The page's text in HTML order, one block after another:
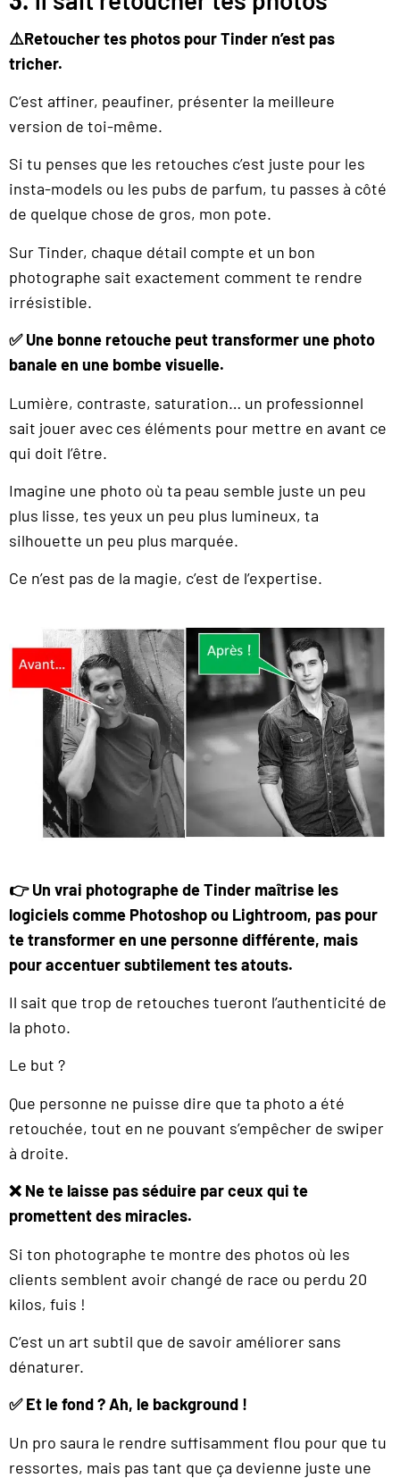
⚠️Retoucher tes photos pour Tinder n’est pas
tricher.
C’est affiner, peaufiner, présenter la meilleure
version de toi-même.
Si tu penses que les retouches c’est juste pour les
insta-models ou les pubs de parfum, tu passes à côté
de quelque chose de gros, mon pote.
Sur Tinder, chaque détail compte et un bon
photographe sait exactement comment te rendre
irrésistible.
✅ Une bonne retouche peut transformer une photo
banale en une bombe visuelle.
Lumière, contraste, saturation… un professionnel
sait jouer avec ces éléments pour mettre en avant ce
qui doit l’être.
Imagine une photo où ta peau semble juste un peu
plus lisse, tes yeux un peu plus lumineux, ta
silhouette un peu plus marquée.
Ce n’est pas de la magie, c’est de l’expertise.
👉 Un vrai photographe de Tinder maîtrise les
logiciels comme Photoshop ou Lightroom, pas pour
te transformer en une personne différente, mais
pour accentuer subtilement tes atouts.
Il sait que trop de retouches tueront l’authenticité de
la photo.
Le but ?
Que personne ne puisse dire que ta photo a été
retouchée, tout en ne pouvant s’empêcher de swiper
à droite.
❌ Ne te laisse pas séduire par ceux qui te
promettent des miracles.
Si ton photographe te montre des photos où les
clients semblent avoir changé de race ou perdu 20
kilos, fuis !
C’est un art subtil que de savoir améliorer sans
dénaturer.
✅ Et le fond ? Ah, le background !
Un pro saura le rendre suffisamment flou pour que tu
ressortes, mais pas tant que ça devienne juste une